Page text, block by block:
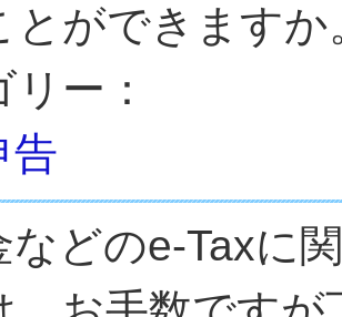
とができますか
ー：
告
などのe-Taxに